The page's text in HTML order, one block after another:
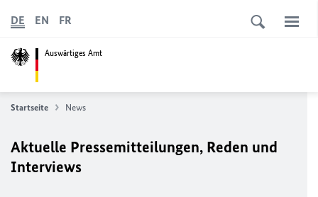
Auswärtiges Amt
DE EN FR
Startseite News
Aktuelle Pressemitteilungen, Reden und
Interviews